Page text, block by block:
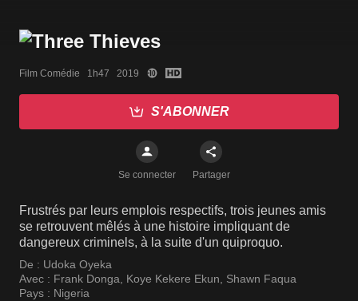
Film Comédie   1h47   2019
S'ABONNER
Se connecter Partager
Frustrés par leurs emplois respectifs, trois jeunes amis
se retrouvent mêlés à une histoire impliquant de
dangereux criminels, à la suite d'un quiproquo.
De : Udoka Oyeka
Avec : Frank Donga, Koye Kekere Ekun, Shawn Faqua
Pays : Nigeria